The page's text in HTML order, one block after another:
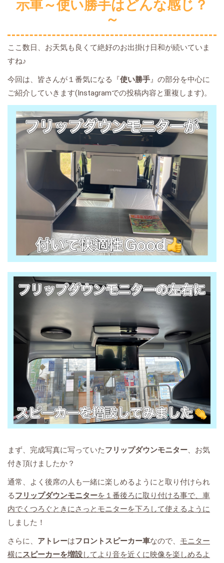
示車～使い勝手はどんな感じ？
～
ここ数日、お天気も良くて絶好のお出掛け日和が続いていま
すね♪
今回は、皆さんが１番気になる『使い勝手』の部分を中心に
ご紹介していきます(Instagramでの投稿内容と重複します)。
まず、完成写真に写っていたフリップダウンモニター、お気
付き頂けましたか？
通常、よく後席の人も一緒に楽しめるようにと取り付けられ
るフリップダウンモニターを１番後ろに取り付ける事で、車
内でくつろぐときにさっとモニターを下ろして使えるように
しました！
さらに、 アトレーはフロントスピーカー車なので、 モニター
横にスピーカーを増設してより音を近くに映像を楽しめるよ